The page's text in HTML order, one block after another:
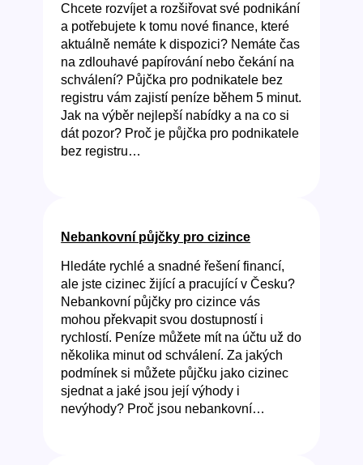
Chcete rozvíjet a rozšiřovat své podnikání
a potřebujete k tomu nové finance, které
aktuálně nemáte k dispozici? Nemáte čas
na zdlouhavé papírování nebo čekání na
schválení? Půjčka pro podnikatele bez
registru vám zajistí peníze během 5 minut.
Jak na výběr nejlepší nabídky a na co si
dát pozor? Proč je půjčka pro podnikatele
bez registru…
Nebankovní půjčky pro cizince
Hledáte rychlé a snadné řešení financí,
ale jste cizinec žijící a pracující v Česku?
Nebankovní půjčky pro cizince vás
mohou překvapit svou dostupností i
rychlostí. Peníze můžete mít na účtu už do
několika minut od schválení. Za jakých
podmínek si můžete půjčku jako cizinec
sjednat a jaké jsou její výhody i
nevýhody? Proč jsou nebankovní…